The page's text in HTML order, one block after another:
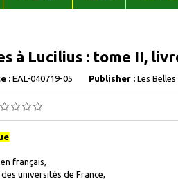
à Lucilius : tome II,
: EAL-040719-05 Publisher : Les
français,
universités de France,